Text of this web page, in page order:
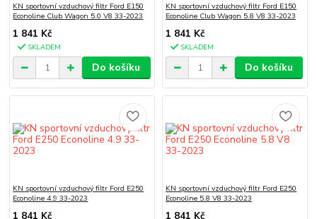
KN sportovní vzduchový filtr Ford E150
Econoline Club Wagon 5.0 V8 33-2023
1 841 Kč
SKLADEM
Do košíku
KN sportovní vzduchový filtr Ford E150
Econoline Club Wagon 5.8 V8 33-2023
1 841 Kč
SKLADEM
Do košíku
KN sportovní vzduchový filtr Ford E250
Econoline 4.9 33-2023
1 841 Kč
KN sportovní vzduchový filtr Ford E250
Econoline 5.8 V8 33-2023
1 841 Kč